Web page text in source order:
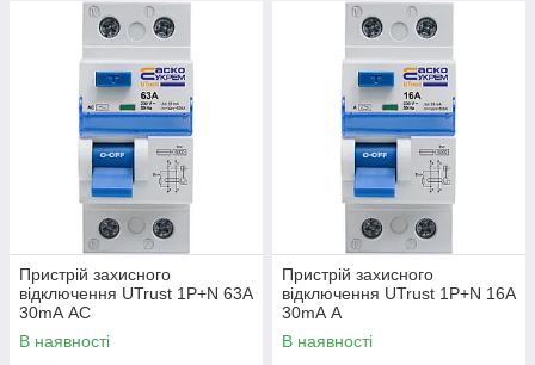
Пристрій захисного
відключення UTrust 1P+N 63А
30mА АС
В наявності
Пристрій захисного
відключення UTrust 1P+N 16А
30mА А
В наявності